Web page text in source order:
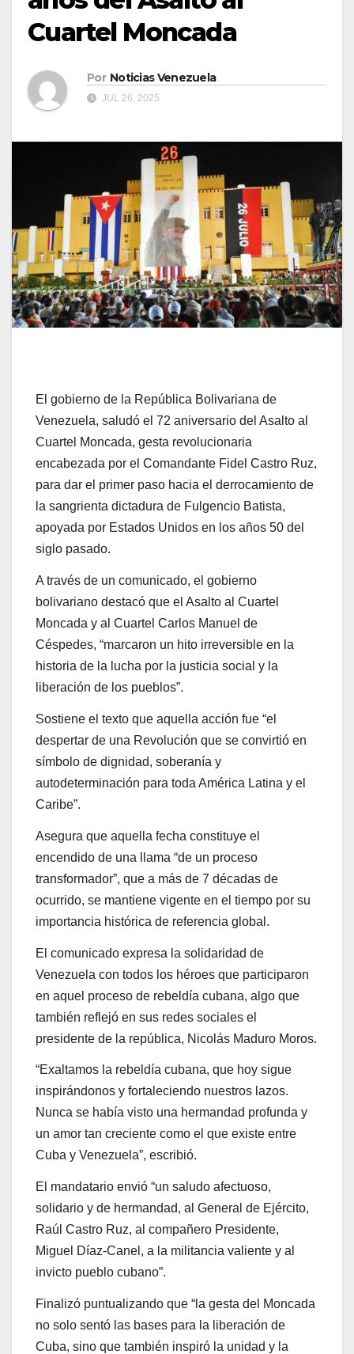
Cuartel Moncada
Por Noticias Venezuela
JUL 26, 2025
El gobierno de la República Bolivariana de
Venezuela, saludó el 72 aniversario del Asalto al
Cuartel Moncada, gesta revolucionaria
encabezada por el Comandante Fidel Castro Ruz,
para dar el primer paso hacia el derrocamiento de
la sangrienta dictadura de Fulgencio Batista,
apoyada por Estados Unidos en los años 50 del
siglo pasado.
A través de un comunicado, el gobierno
bolivariano destacó que el Asalto al Cuartel
Moncada y al Cuartel Carlos Manuel de
Céspedes, “marcaron un hito irreversible en la
historia de la lucha por la justicia social y la
liberación de los pueblos”.
Sostiene el texto que aquella acción fue “el
despertar de una Revolución que se convirtió en
símbolo de dignidad, soberanía y
autodeterminación para toda América Latina y el
Caribe”.
Asegura que aquella fecha constituye el
encendido de una llama “de un proceso
transformador”, que a más de 7 décadas de
ocurrido, se mantiene vigente en el tiempo por su
importancia histórica de referencia global.
El comunicado expresa la solidaridad de
Venezuela con todos los héroes que participaron
en aquel proceso de rebeldía cubana, algo que
también reflejó en sus redes sociales el
presidente de la república, Nicolás Maduro Moros.
“Exaltamos la rebeldía cubana, que hoy sigue
inspirándonos y fortaleciendo nuestros lazos.
Nunca se había visto una hermandad profunda y
un amor tan creciente como el que existe entre
Cuba y Venezuela”, escribió.
El mandatario envió “un saludo afectuoso,
solidario y de hermandad, al General de Ejército,
Raúl Castro Ruz, al compañero Presidente,
Miguel Díaz-Canel, a la militancia valiente y al
invicto pueblo cubano”.
Finalizó puntualizando que “la gesta del Moncada
no solo sentó las bases para la liberación de
Cuba, sino que también inspiró la unidad y la